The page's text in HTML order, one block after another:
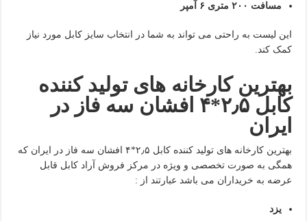
مسافت ۲۰۰ متری ۶ آمپر
این لیست به راحتی می تواند به شما در انتخاب سایز کابل مورد نیاز
کمک کند.
بهترین کارخانه های تولید کننده
کابل ۲٫۵*۴ افشان سه فاز در
ایران
بهترین کارخانه های تولید کننده کابل ۲٫۵*۴ افشان سه فاز در ایران که
همگی به صورت تخصصی و ویژه در مرکز فروش آراد کابل قابل
عرضه به خریداران می باشد عبارتند از :
یزد